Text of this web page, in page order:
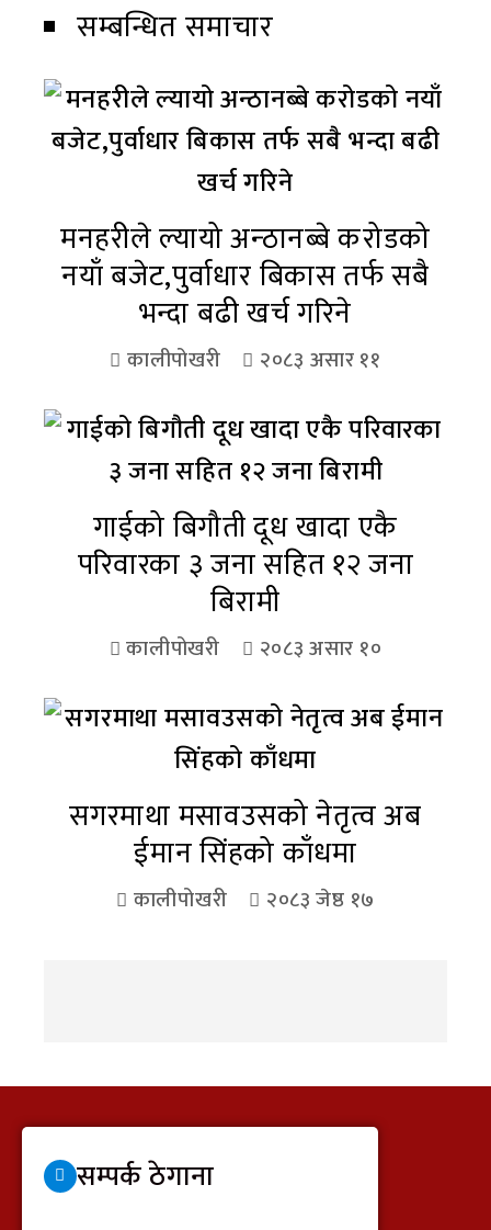
सम्बन्धित समाचार
मनहरीले ल्यायो अन्ठानब्बे करोडको
नयाँ बजेट,पुर्वाधार बिकास तर्फ सबै
भन्दा बढी खर्च गरिने
कालीपोखरी २०८३ असार ११
गाईको बिगौती दूध खादा एकै
परिवारका ३ जना सहित १२ जना
बिरामी
कालीपोखरी २०८३ असार १०
सगरमाथा मसावउसको नेतृत्व अब
ईमान सिंहको काँधमा
कालीपोखरी २०८३ जेष्ठ १७
सम्पर्क ठेगाना